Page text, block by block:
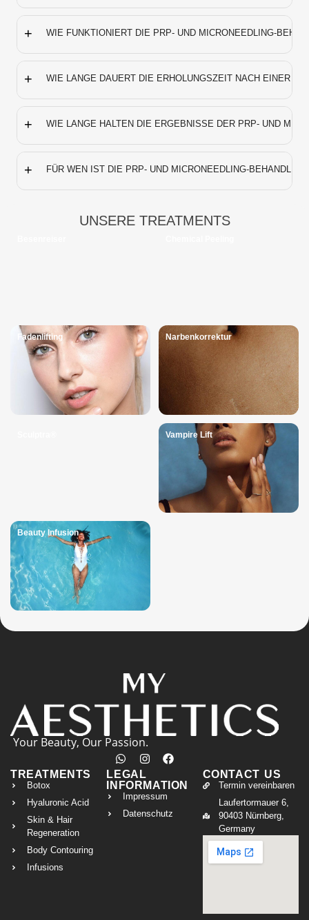
+ WIE FUNKTIONIERT DIE PRP- UND MICRONEEDLING-
+ WIE LANGE DAUERT DIE ERHOLUNGSZEIT NACH EINER
+ WIE LANGE HALTEN DIE ERGEBNISSE DER PRP- UND
+ FÜR WEN IST DIE PRP- UND MICRONEEDLING-
UNSERE TREATMENTS
Fadenlifting Narbenkorrektur
Vampire Lift
Beauty Infusion
Your Beauty, Our Passion.
TREATMENTS
Botox
Hyaluronic Acid
Skin & Hair
Regeneration
Body Contouring
Infusions
LEGAL
INFORMATION
Impressum
Datenschutz
CONTACT US
Termin vereinbaren
Laufertormauer 6,
90403 Nürnberg,
Germany